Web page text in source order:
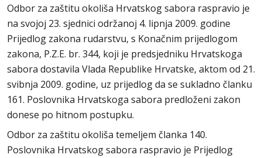
Odbor za zaštitu okoliša Hrvatskog sabora raspravio je
na svojoj 23. sjednici održanoj 4. lipnja 2009. godine
Prijedlog zakona rudarstvu, s Konačnim prijedlogom
zakona, P.Z.E. br. 344, koji je predsjedniku Hrvatskoga
sabora dostavila Vlada Republike Hrvatske, aktom od 21.
svibnja 2009. godine, uz prijedlog da se sukladno članku
161. Poslovnika Hrvatskoga sabora predloženi zakon
donese po hitnom postupku.
Odbor za zaštitu okoliša temeljem članka 140.
Poslovnika Hrvatskog sabora raspravio je Prijedlog